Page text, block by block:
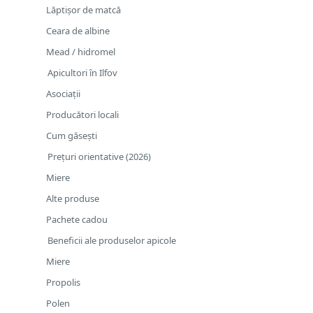
Lăptișor de matcă
Ceara de albine
Mead / hidromel
Apicultori în Ilfov
Asociații
Producători locali
Cum găsești
Prețuri orientative (2026)
Miere
Alte produse
Pachete cadou
Beneficii ale produselor apicole
Miere
Propolis
Polen